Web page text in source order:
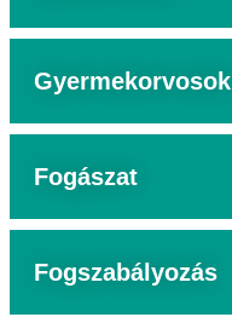
Gyermekorvosok
Fogászat
Fogszabályozás